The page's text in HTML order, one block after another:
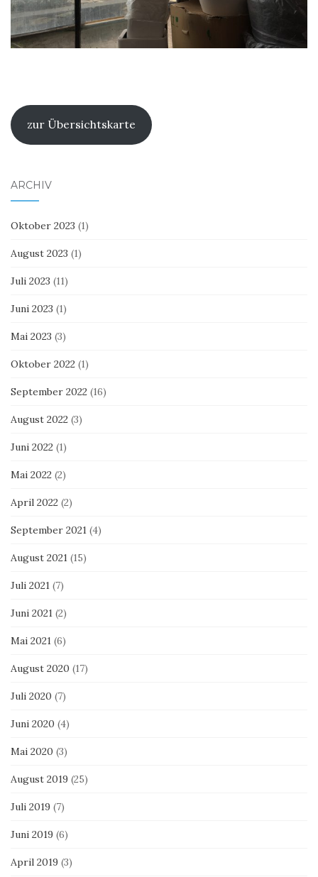
zur Übersichtskarte
ARCHIV
Oktober 2023 (1)
August 2023 (1)
Juli 2023 (11)
Juni 2023 (1)
Mai 2023 (3)
Oktober 2022 (1)
September 2022 (16)
August 2022 (3)
Juni 2022 (1)
Mai 2022 (2)
April 2022 (2)
September 2021 (4)
August 2021 (15)
Juli 2021 (7)
Juni 2021 (2)
Mai 2021 (6)
August 2020 (17)
Juli 2020 (7)
Juni 2020 (4)
Mai 2020 (3)
August 2019 (25)
Juli 2019 (7)
Juni 2019 (6)
April 2019 (3)